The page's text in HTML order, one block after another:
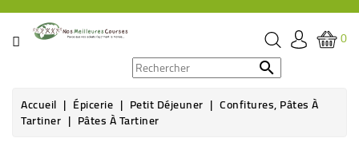
CATÉGORIE
ÉPICERIE
0

Accueil Épicerie Petit Déjeuner Confitures, Pâtes À
Tartiner Pâtes À Tartiner